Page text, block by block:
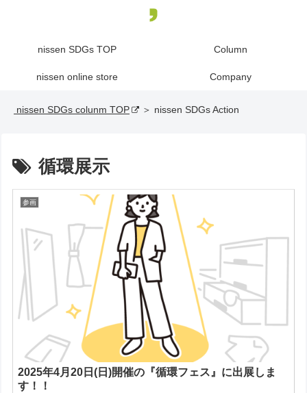
nissen SDGs TOP Column
nissen online store Company
nissen SDGs colunm TOP ＞ nissen SDGs Action
循環展示
参画
2025年4月20日(日)開催の『循環フェス』に出展しま
す！！